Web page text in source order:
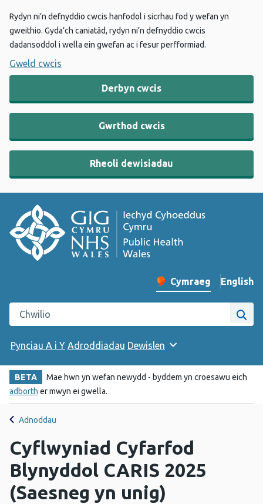
Rydyn ni’n defnyddio cwcis hanfodol i sicrhau fod y wefan yn
gweithio. Gyda’ch caniatâd, rydyn ni’n defnyddio cwcis
dadansoddol i wella ein gwefan ac i fesur perfformiad.
Gweld cwcis
Derbyn cwcis
Gwrthod cwcis
Rheoli dewisiadau
Newid iaith y wefan
Cymraeg English
–
Chwilio gwefan Iechyd Cyhoeddus Cymru
Pynciau A i Y Adroddiadau Dewislen
BETA
Mae hwn yn wefan newydd - byddem yn croesawu eich
adborth er mwyn ei gwella.
Adnoddau
Cyflwyniad Cyfarfod
Blynyddol CARIS 2025
(Saesneg yn unig)